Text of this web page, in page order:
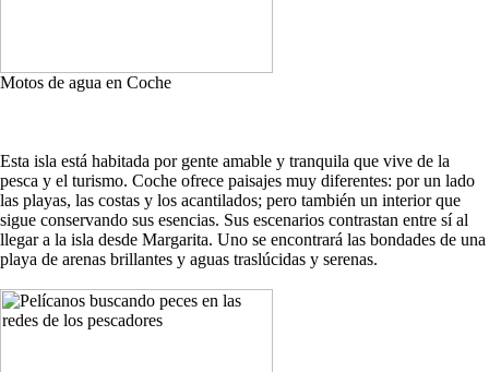
Motos de agua en Coche
Esta isla está habitada por gente amable y tranquila que vive de la
pesca y el turismo. Coche ofrece paisajes muy diferentes: por un lado
las playas, las costas y los acantilados; pero también un interior que
sigue conservando sus esencias. Sus escenarios contrastan entre sí al
llegar a la isla desde Margarita. Uno se encontrará las bondades de una
playa de arenas brillantes y aguas traslúcidas y serenas.